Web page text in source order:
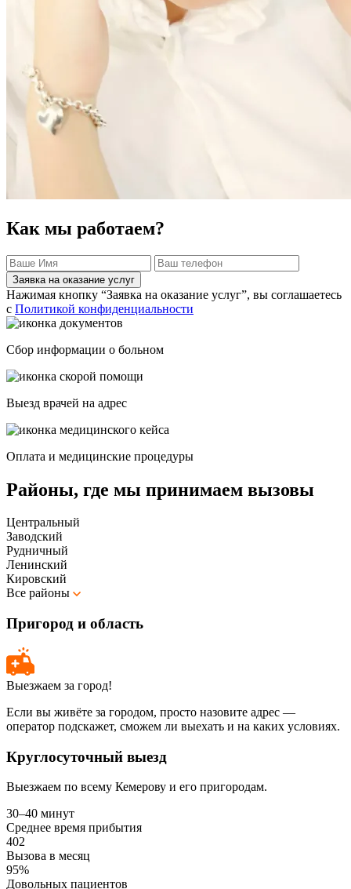
Как мы работаем?
Заявка на оказание услуг
Нажимая кнопку “Заявка на оказание услуг”, вы соглашаетесь
с Политикой конфиденциальности
Сбор информации о больном
Выезд врачей на адрес
Оплата и медицинские процедуры
Районы, где мы принимаем вызовы
Центральный
Заводский
Рудничный
Ленинский
Кировский
Все районы
Пригород и область
Выезжаем за город!
Если вы живёте за городом, просто назовите адрес —
оператор подскажет, сможем ли выехать и на каких условиях.
Круглосуточный выезд
Выезжаем по всему Кемерову и его пригородам.
30–40 минут
Среднее время прибытия
402
Вызова в месяц
95%
Довольных пациентов